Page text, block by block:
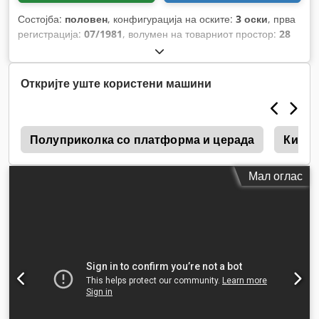
Состојба: половен, конфигурација на оските: 3 оски, прва
регистрација: 07/1981, волумен на товарниот простор: 28
, големина на гумата:
меѓуоскино растојание:1.350 мм, Година на изградба:
1981,
Откријте уште користени машини
Полуприколка со платформа и церада
Мал оглас